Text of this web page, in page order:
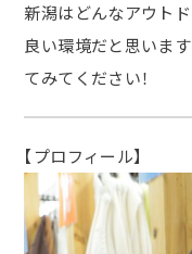
新潟はどんなアウト
良い環境だと思いま
てみてください！
【プロフィール】